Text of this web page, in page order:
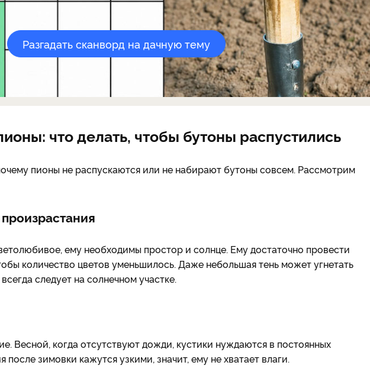
Разгадать сканворд на дачную тему
что делать, чтобы бутоны распустились
пионы не распускаются или не набирают бутоны совсем. Рассмотрим
ему необходимы простор и солнце. Ему достаточно провести
количество цветов уменьшилось. Даже небольшая тень может угнетать
всегда следует на солнечном участке.
Весной, когда отсутствуют дожди, кустики нуждаются в постоянных
после зимовки кажутся узкими, значит, ему не хватает влаги.